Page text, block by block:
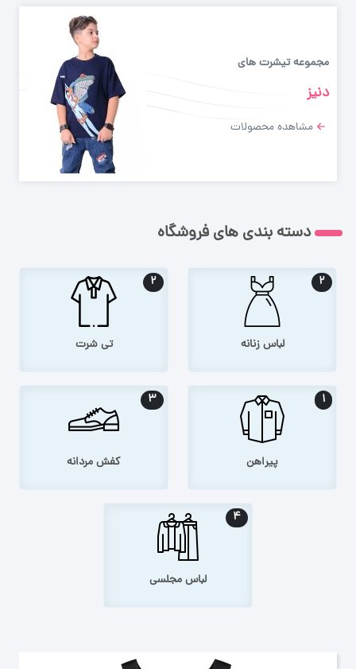
مجموعه تیشرت های
دنیز
مشاهده محصولات
دسته بندی های فروشگاه
لباس زنانه
۲
تی شرت
۲
پیراهن
۱
کفش مردانه
۳
لباس مجلسی
۴